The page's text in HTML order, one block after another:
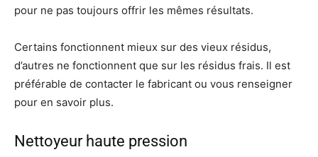
pour ne pas toujours offrir les mêmes résultats.
Certains fonctionnent mieux sur des vieux résidus,
d’autres ne fonctionnent que sur les résidus frais. Il est
préférable de contacter le fabricant ou vous renseigner
pour en savoir plus.
Nettoyeur haute pression